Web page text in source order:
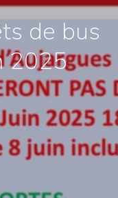
de bus
2025